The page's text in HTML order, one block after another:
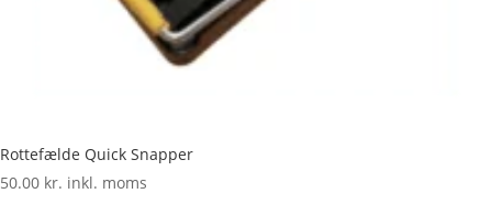
Rottefælde Quick Snapper
50.00 kr. inkl. moms